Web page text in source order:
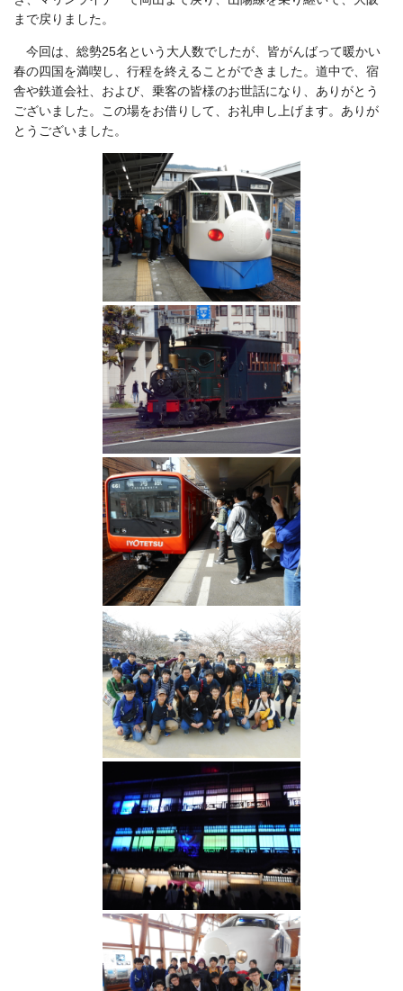
まで戻りました。
今回は、総勢25名という大人数でしたが、皆がんばって暖かい
春の四国を満喫し、行程を終えることができました。道中で、宿
舎や鉄道会社、および、乗客の皆様のお世話になり、ありがとう
ございました。この場をお借りして、お礼申し上げます。ありが
とうございました。